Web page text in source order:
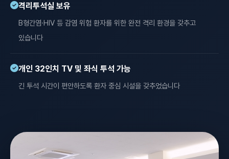
격리투석실 보유
B형간염·HIV 등 감염 위험 환자를 위한 완전 격리 환경을 갖추고
있습니다
개인 32인치 TV 및 좌식 투석 가능
긴 투석 시간이 편안하도록 환자 중심 시설을 갖추었습니다